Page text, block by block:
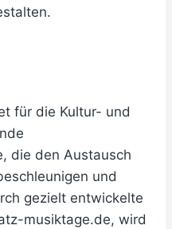
für die Kultur- und
die den Austausch
und
gezielt entwickelte
musiktage.de, wird